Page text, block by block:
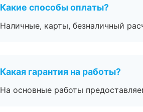
Какие способы оплаты?
Наличные, карты, безналичный
Какая гарантия на работы?
На основные работы